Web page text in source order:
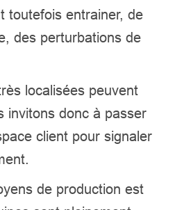
toutefois entrainer, de
des perturbations de
localisées peuvent
invitons donc à passer
client pour signaler
de production est